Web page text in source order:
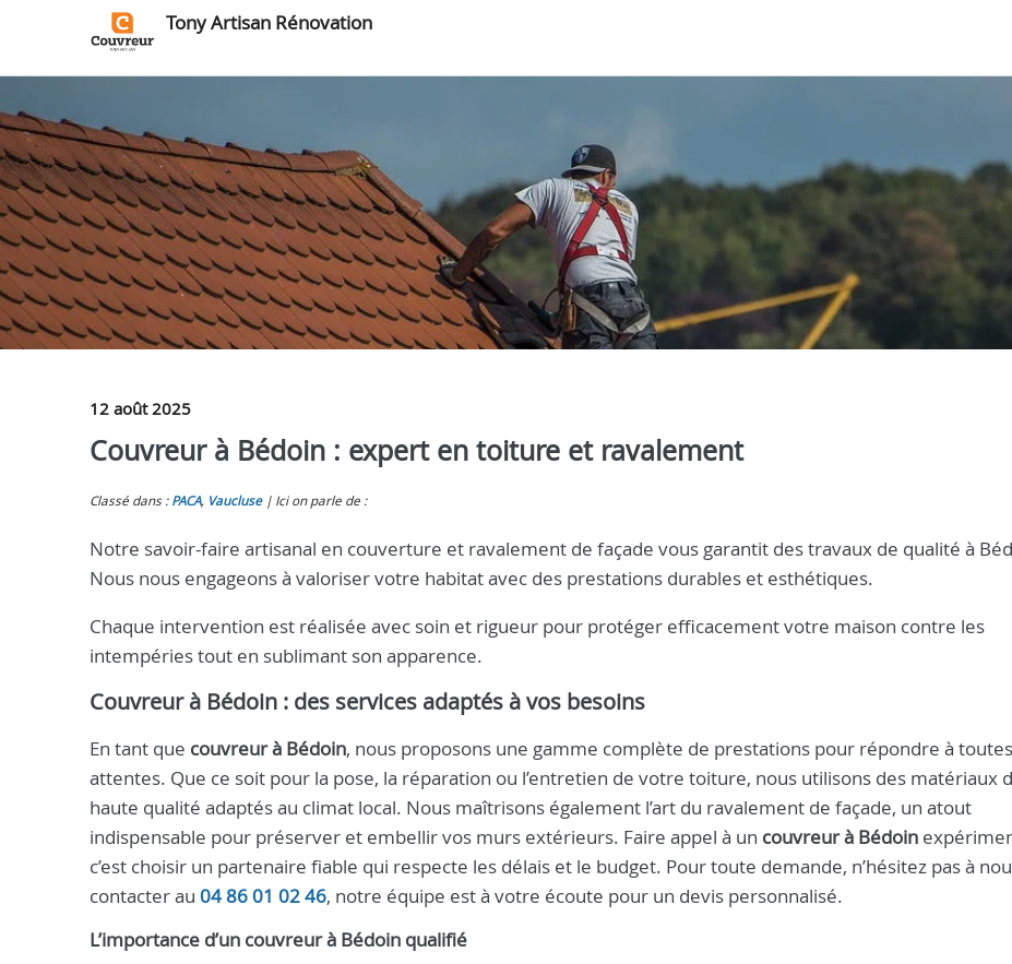
Tony Artisan Rénovation
12 août 2025
Couvreur à Bédoin : expert en toiture et ravalement
Classé dans : PACA, Vaucluse Ici on parle de :
Notre savoir-faire artisanal en couverture et ravalement de façade vous garantit des travaux de qualité à
Nous nous engageons à valoriser votre habitat avec des prestations durables et esthétiques.
Chaque intervention est réalisée avec soin et rigueur pour protéger efficacement votre maison contre les
intempéries tout en sublimant son apparence.
Couvreur à Bédoin : des services adaptés à vos besoins
En tant que couvreur à Bédoin, nous proposons une gamme complète de prestations pour répondre à
attentes. Que ce soit pour la pose, la réparation ou l’entretien de votre toiture, nous utilisons des matériaux
haute qualité adaptés au climat local. Nous maîtrisons également l’art du ravalement de façade, un atout
indispensable pour préserver et embellir vos murs extérieurs. Faire appel à un couvreur à Bédoin
c’est choisir un partenaire fiable qui respecte les délais et le budget. Pour toute demande, n’hésitez pas à
contacter au 04 86 01 02 46, notre équipe est à votre écoute pour un devis personnalisé.
L’importance d’un couvreurà Bédoin qualifié